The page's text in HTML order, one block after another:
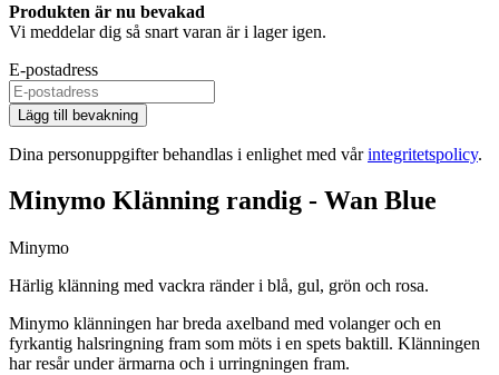
Produkten är nu bevakad
Vi meddelar dig så snart varan är i lager igen.
E-postadress
Lägg till bevakning
Dina personuppgifter behandlas i enlighet med vårintegritetspolicy.
Minymo Klänning randig - Wan Blue
Minymo
Härlig klänning med vackra ränder i blå, gul, grön och rosa.
Minymo klänningen har breda axelband med volanger och en
fyrkantig halsringning fram som möts i en spets baktill. Klänningen
har resår under ärmarna och i urringningen fram.